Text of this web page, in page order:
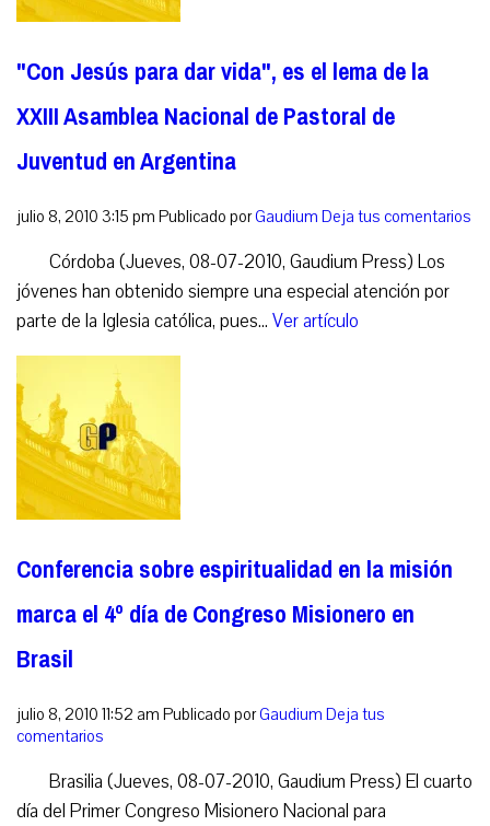
"Con Jesús para dar vida", es el lema de la
XXIII Asamblea Nacional de Pastoral de
Juventud en Argentina
julio 8, 2010 3:15 pm Publicado porGaudium Deja tus comentarios
Córdoba (Jueves, 08-07-2010, Gaudium Press) Los
jóvenes han obtenido siempre una especial atención por
parte de la Iglesia católica, pues... Ver artículo
Conferencia sobre espiritualidad en la misión
marca el 4º día de Congreso Misionero en
Brasil
julio 8, 2010 11:52 am Publicado porGaudium Deja tus
comentarios
Brasilia (Jueves, 08-07-2010, Gaudium Press) El cuarto
día del Primer Congreso Misionero Nacional para